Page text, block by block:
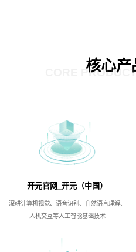
核心产
CORE
开元官网_开元（中国）
深耕计算机视觉、语音识别、自然语言理解、
人机交互等人工智能基础技术